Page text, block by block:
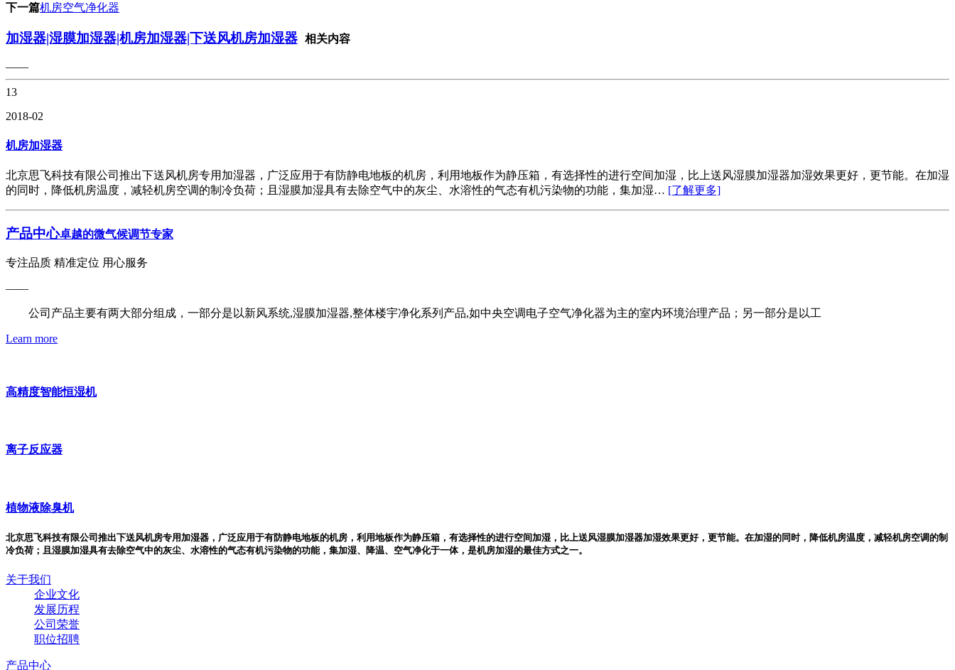
下一篇机房空气净化器
加湿器|湿膜加湿器|机房加湿器|下送风机房加湿器 相关内容
——
13
2018-02
机房加湿器
北京思飞科技有限公司推出下送风机房专用加湿器，广泛应用于有防静电地板的机房，利用地板作为静压箱，有选择性的进行空间加湿，比上送风湿膜加湿器加湿效果更好，更节能。在加湿
的同时，降低机房温度，减轻机房空调的制冷负荷；且湿膜加湿具有去除空气中的灰尘、水溶性的气态有机污染物的功能，集加湿… [了解更多]
产品中心卓越的微气候调节专家
专注品质 精准定位 用心服务
——
公司产品主要有两大部分组成，一部分是以新风系统,湿膜加湿器,整体楼宇净化系列产品,如中央空调电子空气净化器为主的室内环境治理产品；另一部分是以工
Learn more
高精度智能恒湿机
离子反应器
植物液除臭机
北京思飞科技有限公司推出下送风机房专用加湿器，广泛应用于有防静电地板的机房，利用地板作为静压箱，有选择性的进行空间加湿，比上送风湿膜加湿器加湿效果更好，更节能。在加湿的同时，降低机房温度，减轻机房空调的制
冷负荷；且湿膜加湿具有去除空气中的灰尘、水溶性的气态有机污染物的功能，集加湿、降温、空气净化于一体，是机房加湿的最佳方式之一。
关于我们
企业文化
发展历程
公司荣誉
职位招聘
产品中心